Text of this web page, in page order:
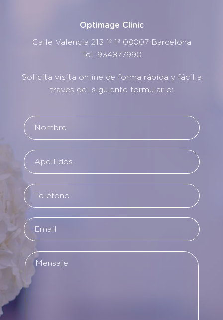
Optimage Clinic
Calle Valencia 213 1º 1ª 08007 Barcelona
Tel. 934877990
Solicita visita online de forma rápida y fácil a
través del siguiente formulario: